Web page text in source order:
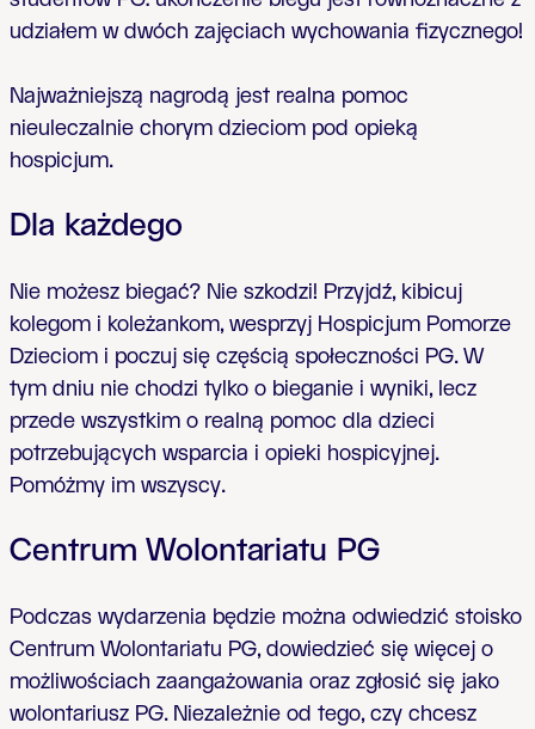
udziałem w dwóch zajęciach wychowania fizycznego!
Najważniejszą nagrodą jest realna pomoc
nieuleczalnie chorym dzieciom pod opieką
hospicjum.
Dla każdego
Nie możesz biegać? Nie szkodzi! Przyjdź, kibicuj
kolegom i koleżankom, wesprzyj Hospicjum Pomorze
Dzieciom i poczuj się częścią społeczności PG. W
tym dniu nie chodzi tylko o bieganie i wyniki, lecz
przede wszystkim o realną pomoc dla dzieci
potrzebujących wsparcia i opieki hospicyjnej.
Pomóżmy im wszyscy.
Centrum Wolontariatu PG
Podczas wydarzenia będzie można odwiedzić stoisko
Centrum Wolontariatu PG, dowiedzieć się więcej o
możliwościach zaangażowania oraz zgłosić się jako
wolontariusz PG. Niezależnie od tego, czy chcesz